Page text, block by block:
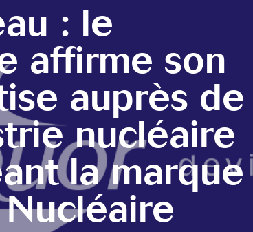
: le
affirme son
auprès de
nucléaire
la marque
Nucléaire